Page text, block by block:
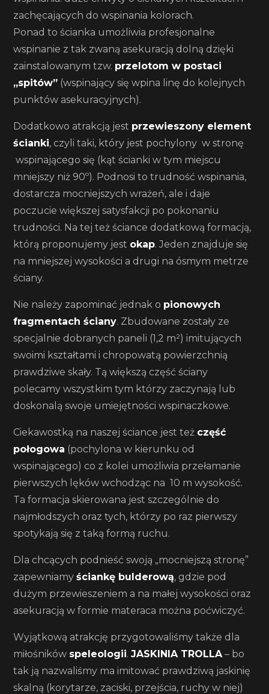
zachęcających do wspinania kolorach.
Ponad to ścianka umożliwia profesjonalne
wspinanie z tak zwaną asekuracją dolną dzięki
zainstalowanym tzw. przelotom w postaci
„spitów” (wspinający się wpina linę do kolejnych
punktów asekuracyjnych).
Dodatkowo atrakcją jest przewieszony element
ścianki, czyli taki, który jest pochylony w stronę
wspinającego się (kąt ścianki w tym miejscu
mniejszy niż 90º). Podnosi to trudność wspinania,
dostarcza mocniejszych wrażeń, ale i daje
poczucie większej satysfakcji po pokonaniu
trudności. Na tej też ściance dodatkową formacją,
którą proponujemy jest okap. Jeden znajduje się
na mniejszej wysokości a drugi na ósmym metrze
ściany.
Nie należy zapominać jednak o pionowych
fragmentach ściany. Zbudowane zostały ze
specjalnie dobranych paneli (1,2 m²) imitujących
swoimi kształtami i chropowatą powierzchnią
prawdziwe skały. Tą większą część ściany
polecamy wszystkim tym którzy zaczynają lub
doskonalą swoje umiejętności wspinaczkowe.
Ciekawostką na naszej ściance jest też część
połogowa (pochylona w kierunku od
wspinającego) co z kolei umożliwia przełamanie
pierwszych lęków wchodząc na 10 m wysokość.
Ta formacja skierowana jest szczególnie do
najmłodszych oraz tych, którzy po raz pierwszy
spotykają się z taką formą ruchu.
Dla chcących podnieść swoją „mocniejszą stronę”
zapewniamyściankę bulderową, gdzie pod
dużym przewieszeniem a na małej wysokości oraz
asekuracją w formie materaca można poćwiczyć.
Wyjątkową atrakcję przygotowaliśmy także dla
miłośników speleologii.JASKINIA TROLLA– bo
tak ją nazwaliśmy ma imitować prawdziwą jaskinię
skalną (korytarze, zaciski, przejścia, ruchy w niej)